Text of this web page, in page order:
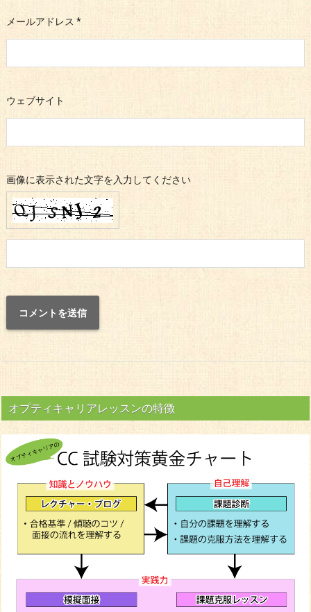
メールアドレス *
ウェブサイト
画像に表示された文字を入力してください
オプティキャリアレッスンの特徴